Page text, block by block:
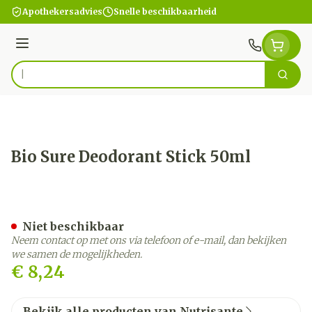
Ga naar de inhoud
Apothekersadvies Snelle beschikbaarheid
Menu
Product, merk, categorie... Zoek
Bio Sure Deodorant Stick 50ml
€ 8,24
Niet beschikbaar
Neem contact op met ons via telefoon of e-mail, dan bekijken
we samen de mogelijkheden.